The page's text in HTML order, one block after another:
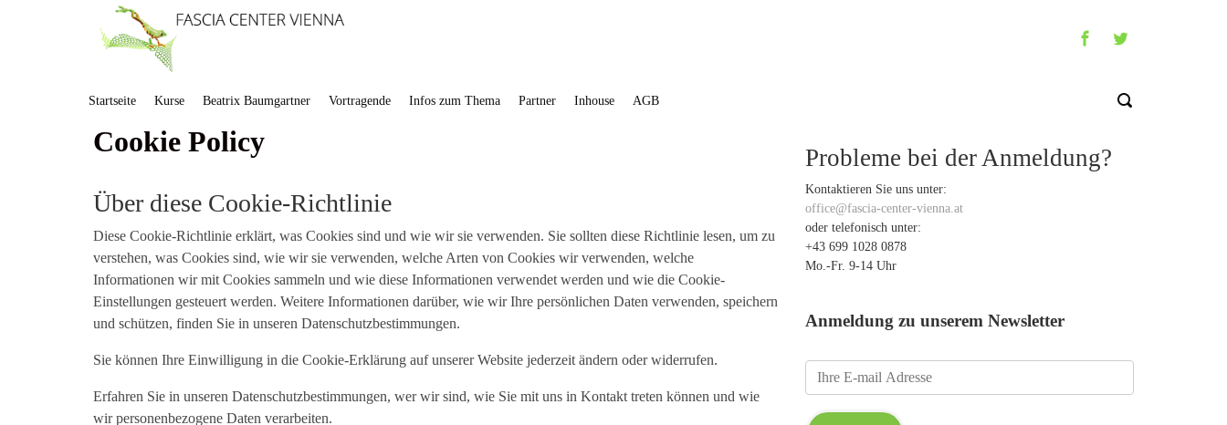
Startseite Kurse Beatrix Baumgartner Vortragende Infos zum Thema Partner Inhouse AGB
Cookie Policy
Über diese Cookie-Richtlinie
Diese Cookie-Richtlinie erklärt, was Cookies sind und wie wir sie verwenden. Sie sollten diese Richtlinie lesen, um zu
verstehen, was Cookies sind, wie wir sie verwenden, welche Arten von Cookies wir verwenden, welche
Informationen wir mit Cookies sammeln und wie diese Informationen verwendet werden und wie die Cookie-
Einstellungen gesteuert werden. Weitere Informationen darüber, wie wir Ihre persönlichen Daten verwenden, speichern
und schützen, finden Sie in unseren Datenschutzbestimmungen.
Sie können Ihre Einwilligung in die Cookie-Erklärung auf unserer Website jederzeit ändern oder widerrufen.
Erfahren Sie in unseren Datenschutzbestimmungen, wer wir sind, wie Sie mit uns in Kontakt treten können und wie
wir personenbezogene Daten verarbeiten.
Probleme bei der Anmeldung?
Kontaktieren Sie uns unter:
office@fascia-center-vienna.at
oder telefonisch unter:
+43 699 1028 0878
Mo.-Fr. 9-14 Uhr
Anmeldung zu unserem Newsletter